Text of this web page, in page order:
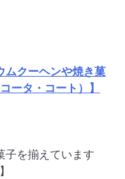
ムクーヘンや焼き菓
ータ・コート）】
子を揃えています